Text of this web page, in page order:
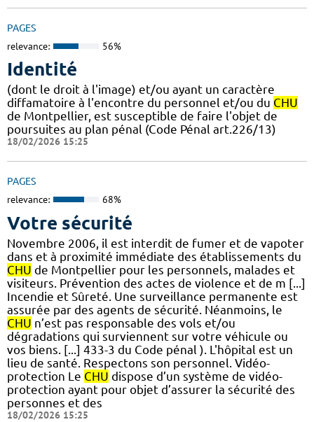
PAGES
relevance: 56%
Identité
(dont le droit à l'image) et/ou ayant un caractère
diffamatoire à l'encontre du personnel et/ou du CHU
de Montpellier, est susceptible de faire l'objet de
poursuites au plan pénal (Code Pénal art.226/13)
18/02/2026 15:25
PAGES
relevance: 68%
Votre sécurité
Novembre 2006, il est interdit de fumer et de vapoter
dans et à proximité immédiate des établissements du
CHU de Montpellier pour les personnels, malades et
visiteurs. Prévention des actes de violence et de m [...]
Incendie et Sûreté. Une surveillance permanente est
assurée par des agents de sécurité. Néanmoins, le
CHU n’est pas responsable des vols et/ou
dégradations qui surviennent sur votre véhicule ou
vos biens. [...] 433-3 du Code pénal ). L'hôpital est un
lieu de santé. Respectons son personnel. Vidéo-
protection Le CHU dispose d’un système de vidéo-
protection ayant pour objet d’assurer la sécurité des
personnes et des
18/02/2026 15:25